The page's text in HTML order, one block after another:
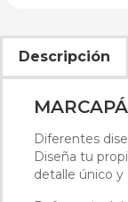
Descripción
Diferentes
Diseña tu
detalle único y